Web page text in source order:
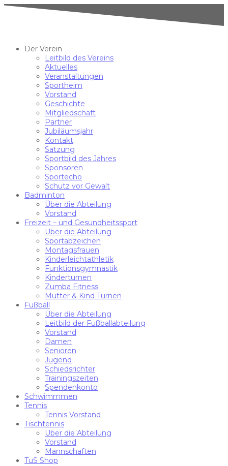
Der Verein
Leitbild des Vereins
Aktuelles
Veranstaltungen
Sportheim
Vorstand
Geschichte
Mitgliedschaft
Partner
Jubiläumsjahr
Kontakt
Satzung
Sportbild des Jahres
Sponsoren
Sportecho
Schutz vor Gewalt
Badminton
Über die Abteilung
Vorstand
Freizeit – und Gesundheitssport
Über die Abteilung
Sportabzeichen
Montagsfrauen
Kinderleichtathletik
Funktionsgymnastik
Kinderturnen
Zumba Fitness
Mutter & Kind Turnen
Fußball
Über die Abteilung
Leitbild der Fußballabteilung
Vorstand
Damen
Senioren
Jugend
Schiedsrichter
Trainingszeiten
Spendenkonto
Schwimmmen
Tennis
Tennis Vorstand
Tischtennis
Über die Abteilung
Vorstand
Mannschaften
TuS Shop